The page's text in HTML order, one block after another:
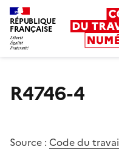
RÉPUBLIQUE
FRANÇAISE
R4746-4
Source : Code du